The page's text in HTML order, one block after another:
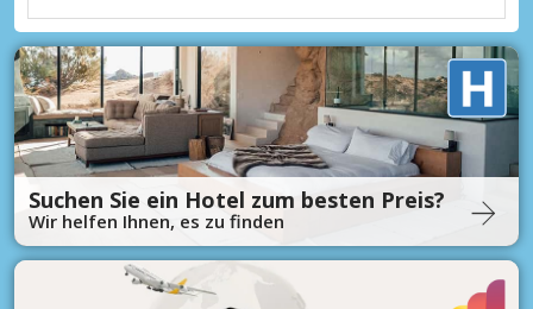
Suchen Sie ein Hotel zum besten Preis?
Wir helfen Ihnen, es zu finden